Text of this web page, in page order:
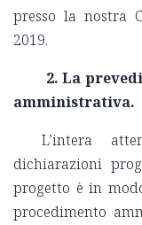
presso la nostra
2019.
2. La
amministrativa.
L’intera
dichiarazioni
progetto è in
procedimento